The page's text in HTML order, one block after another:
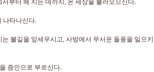
나타나신다.
불길을 앞세우시고, 사방에서 무서운 돌풍을 일으키
증인으로 부르신다.